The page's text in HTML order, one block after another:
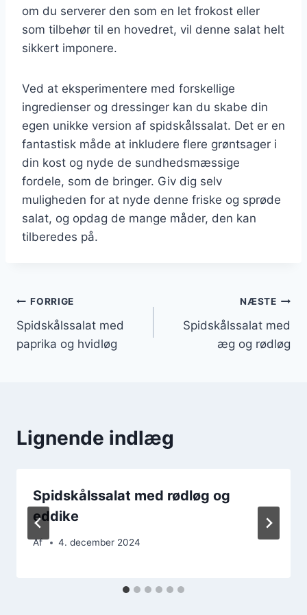
om du serverer den som en let frokost eller
som tilbehør til en hovedret, vil denne salat helt
sikkert imponere.
Ved at eksperimentere med forskellige
ingredienser og dressinger kan du skabe din
egen unikke version af spidskålssalat. Det er en
fantastisk måde at inkludere flere grøntsager i
din kost og nyde de sundhedsmæssige
fordele, som de bringer. Giv dig selv
muligheden for at nyde denne friske og sprøde
salat, og opdag de mange måder, den kan
tilberedes på.
Indlægsnavigation
FORRIGE
Spidskålssalat med
paprika og hvidløg
NÆSTE
Spidskålssalat med
æg og rødløg
Lignende indlæg
Spidskålssalat med rødløg og
eddike
Af 4. december 2024